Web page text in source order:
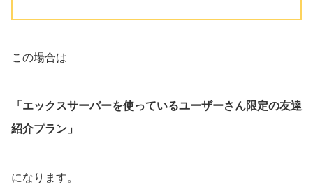
この場合は
「エックスサーバーを使っているユーザーさん限定の友達
紹介プラン」
になります。